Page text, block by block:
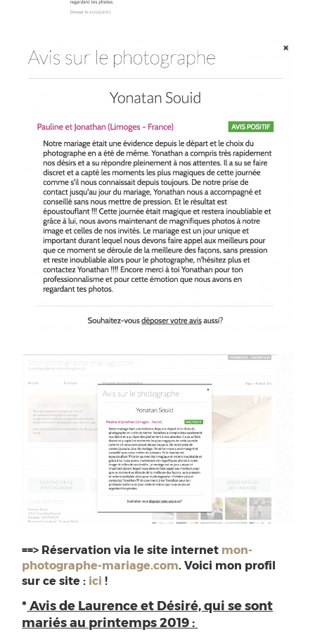
==> Réservation via le site internet mon-
photographe-mariage.com. Voici mon profil
sur ce site : ici !
*Avis de Laurence et Désiré, qui se sont
mariés au printemps 2019 :